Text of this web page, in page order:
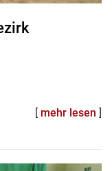
[ mehr lesen ]